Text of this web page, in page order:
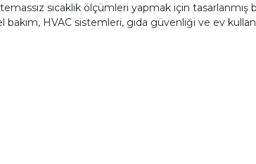
sıcaklık ölçümleri yapmak için tasarlanmış
HVAC sistemleri, gıda güvenliği ve ev